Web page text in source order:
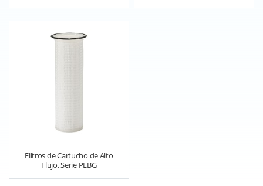
Filtros de Cartucho de Alto
Flujo, Serie PLBG